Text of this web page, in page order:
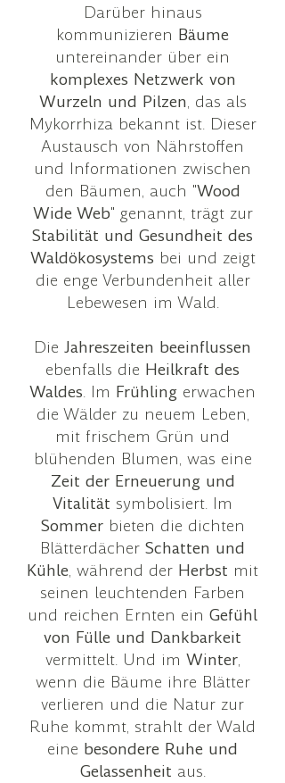
Darüber hinaus
kommunizieren Bäume
untereinander über ein
komplexes Netzwerk von
Wurzeln und Pilzen, das als
Mykorrhiza bekannt ist. Dieser
Austausch von Nährstoffen
und Informationen zwischen
den Bäumen, auch "Wood
Wide Web" genannt, trägt zur
Stabilität und Gesundheit des
Waldökosystems bei und zeigt
die enge Verbundenheit aller
Lebewesen im Wald.
Die Jahreszeiten beeinflussen
ebenfalls die Heilkraft des
Waldes. Im Frühling erwachen
die Wälder zu neuem Leben,
mit frischem Grün und
blühenden Blumen, was eine
Zeit der Erneuerung und
Vitalität symbolisiert. Im
Sommerbieten die dichten
Blätterdächer Schatten und
Kühle, während der Herbst mit
seinen leuchtenden Farben
und reichen Ernten ein Gefühl
von Fülle und Dankbarkeit
vermittelt. Und im Winter,
wenn die Bäume ihre Blätter
verlieren und die Natur zur
Ruhe kommt, strahlt der Wald
eine besondere Ruhe und
Gelassenheit aus.